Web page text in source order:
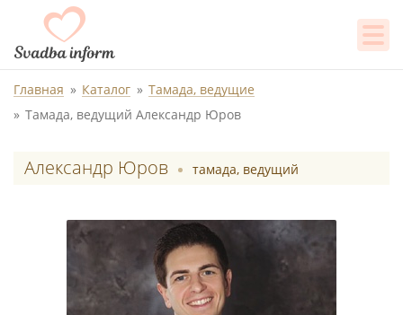
Главная Каталог
Тамада, ведущие
Тамада, ведущий Александр Юров
Александр Юров тамада, ведущий